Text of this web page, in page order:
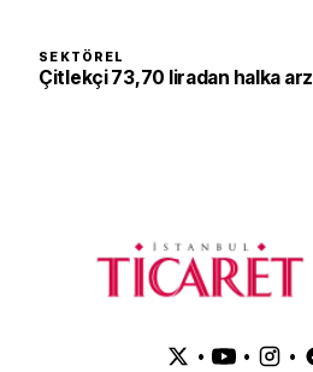
SEKTÖREL
Çitlekçi 73,70 liradan halka
• • •